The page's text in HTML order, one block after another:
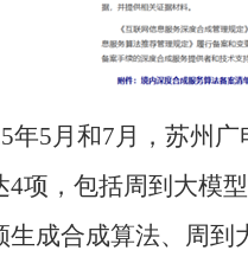
年5月和7月，苏州
4项，包括周到大模
生成合成算法、周到